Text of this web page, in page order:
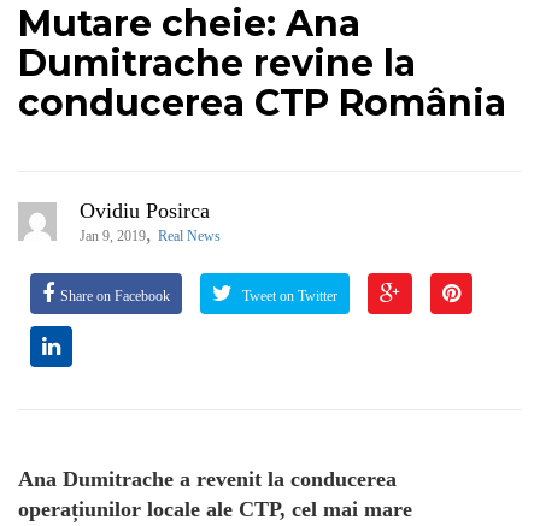
Mutare cheie: Ana
Dumitrache revine la
conducerea CTP România
Ovidiu Posirca
Jan 9, 2019, Real News
Share on Facebook Tweet on Twitter
Ana Dumitrache a revenit la conducerea
operațiunilor locale ale CTP, cel mai mare